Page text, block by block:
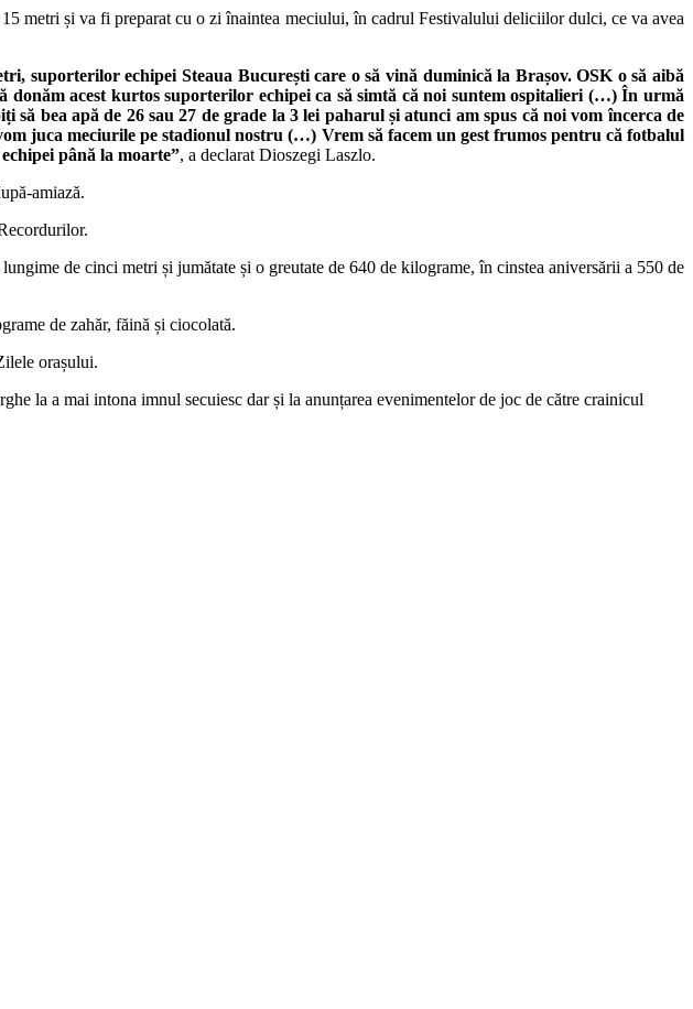
metri și va fi preparat cu o zi înaintea meciului, în cadrul Festivalului deliciilor dulci, ce va avea
suporterilor echipei Steaua București care o să vină duminică la Brașov. OSK o să aibă
acest kurtos suporterilor echipei ca să simtă că noi suntem ospitalieri (…) În urmă
bea apă de 26 sau 27 de grade la 3 lei paharul și atunci am spus că noi vom încerca de
juca meciurile pe stadionul nostru (…) Vrem să facem un gest frumos pentru că fotbalul
până la moarte”, a declarat Dioszegi Laszlo.
amiază.
de cinci metri și jumătate și o greutate de 640 de kilograme, în cinstea aniversării a 550 de
de zahăr, făină și ciocolată.
orașului.
la a mai intona imnul secuiesc dar și la anunțarea evenimentelor de joc de către crainicul